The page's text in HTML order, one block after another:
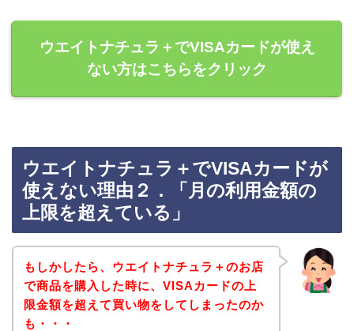
ウエイトナチュラ＋でVISAカードが使え
ない方はこちらをクリック
ウエイトナチュラ＋でVISAカードが
使えない理由２．「月の利用金額の
上限を超えている」
もしかしたら、ウエイトナチュラ＋のお店
で商品を購入した時に、VISAカードの上
限金額を超えて買い物をしてしまったのか
も・・・